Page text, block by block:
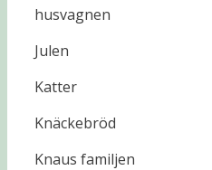
husvagnen
Julen
Katter
Knäckebröd
Knaus familjen